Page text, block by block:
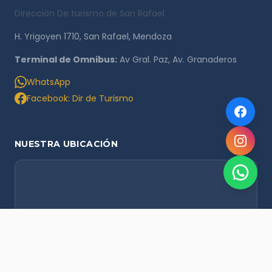
Dirección De turismo de San Rafael
H. Yrigoyen 1710, San Rafael, Mendoza
Terminal de Omnibus: Av Gral. Paz, Av. Granaderos
WhatsApp
Facebook: Dir de Turismo
NUESTRA UBICACIÓN